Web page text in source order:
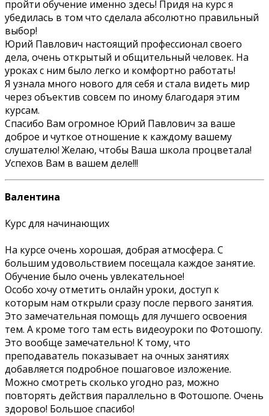
пройти обучение именно здесь! Придя на курс я
убедилась в том что сделала абсолютно правильный
выбор!
Юрий Павлович настоящий профессионал своего
дела, очень открытый и общительный человек. На
уроках с ним было легко и комфортно работать!
Я узнала много нового для себя и стала видеть мир
через объектив совсем по иному благодаря этим
курсам.
Спасибо Вам огромное Юрий Павлович за ваше
доброе и чуткое отношение к каждому вашему
слушателю! Желаю, чтобы Ваша школа процветала!
Успехов Вам в вашем деле!!!
Валентина
Курс для начинающих
На курсе очень хорошая, добрая атмосфера. С
большим удовольствием посещала каждое занятие.
Обучение было очень увлекательное!
Особо хочу отметить онлайн уроки, доступ к
которым нам открыли сразу после первого занятия.
Это замечательная помощь для лучшего освоения
тем. А кроме того там есть видеоуроки по Фотошопу.
Это вообще замечательно! К тому, что
преподаватель показывает на очных занятиях
добавляется подробное пошаговое изложение.
Можно смотреть сколько угодно раз, можно
повторять действия параллельно в Фотошопе. Очень
здорово! Большое спасибо!